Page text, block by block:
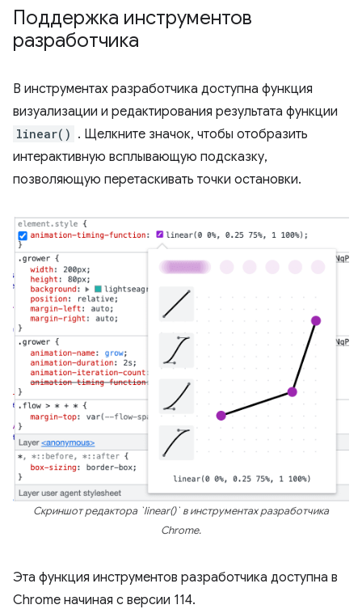
Поддержка инструментов
разработчика
В инструментах разработчика доступна функция
визуализации и редактирования результата функции
linear() . Щелкните значок, чтобы отобразить
интерактивную всплывающую подсказку,
позволяющую перетаскивать точки остановки.
Скриншот редактора `linear()` в инструментах разработчика
Chrome.
Эта функция инструментов разработчика доступна в
Chrome начиная с версии 114.